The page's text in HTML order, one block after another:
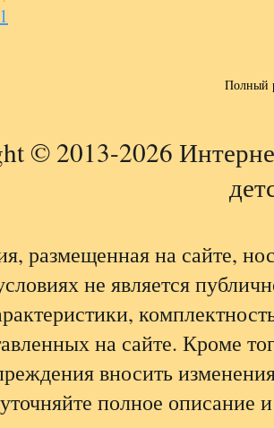
Полный
© 2013-2026
размещенная на сайте,
не является
на сайте. Кроме
вносить
уточняйте полное описание